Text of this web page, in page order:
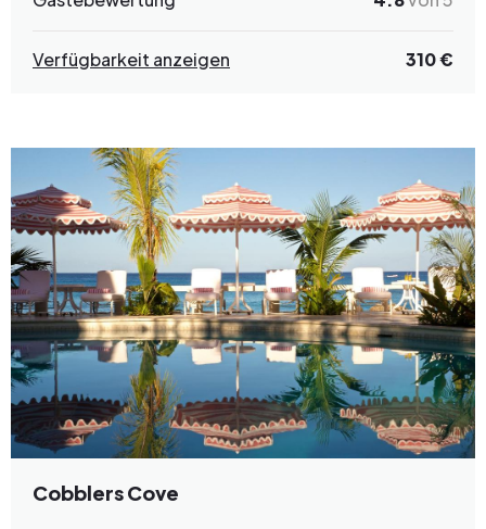
Verfügbarkeit anzeigen 310 €
Cobblers Cove